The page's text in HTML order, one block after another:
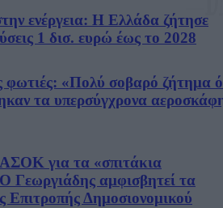
ενέργεια: Η Ελλάδα ζήτησε
1 δισ. ευρώ έως το 2028
φωτιές: «Πολύ σοβαρό ζήτημα
τα υπερσύγχρονα
για τα «σπιτάκια
Γεωργιάδης αμφισβητεί τα
Επιτροπής Δημοσιονομικού